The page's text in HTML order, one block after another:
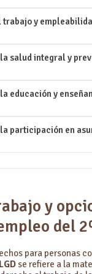
trabajo y
salud integral y
educación y
participación en
y
del
para personas
LGD se refiere a la